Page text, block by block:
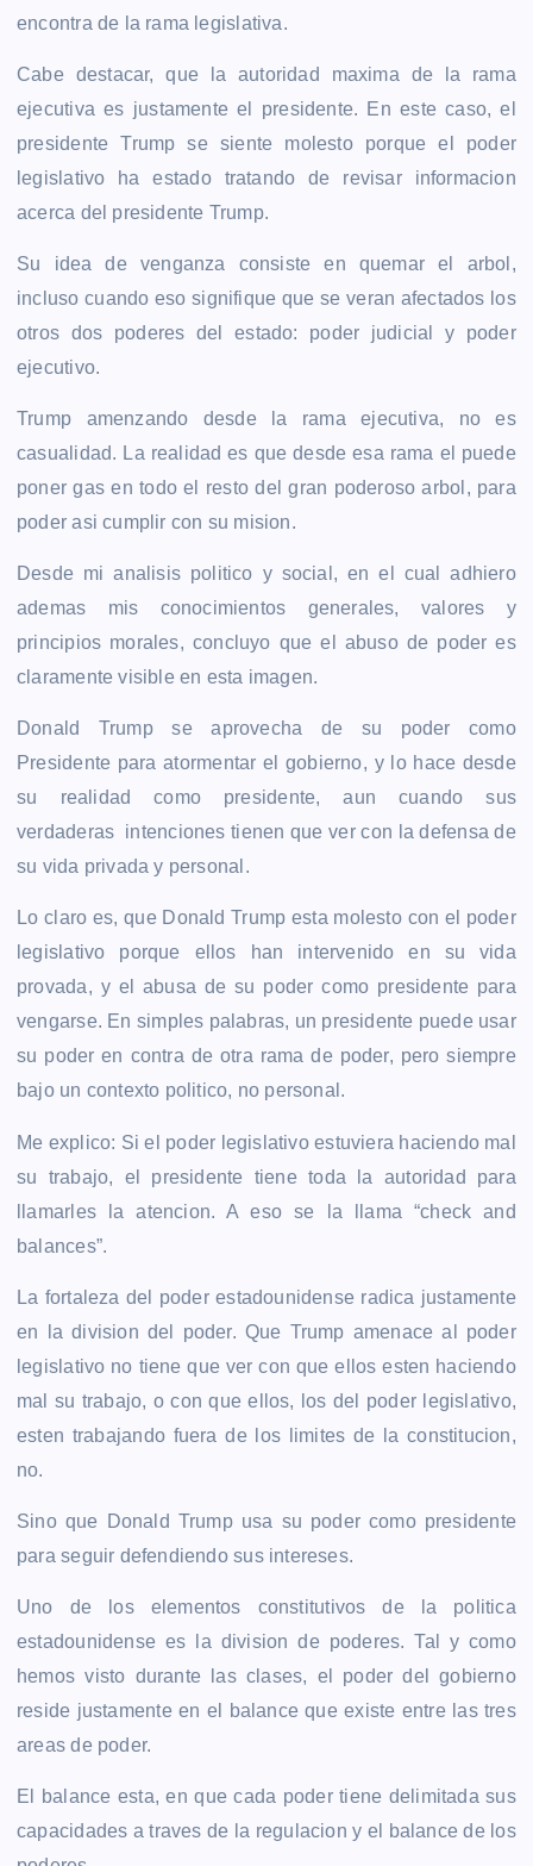
encontra de la rama legislativa.
Cabe destacar, que la autoridad maxima de la rama
ejecutiva es justamente el presidente. En este caso, el
presidente Trump se siente molesto porque el poder
legislativo ha estado tratando de revisar informacion
acerca del presidente Trump.
Su idea de venganza consiste en quemar el arbol,
incluso cuando eso signifique que se veran afectados los
otros dos poderes del estado: poder judicial y poder
ejecutivo.
Trump amenzando desde la rama ejecutiva, no es
casualidad. La realidad es que desde esa rama el puede
poner gas en todo el resto del gran poderoso arbol, para
poder asi cumplir con su mision.
Desde mi analisis politico y social, en el cual adhiero
ademas mis conocimientos generales, valores y
principios morales, concluyo que el abuso de poder es
claramente visible en esta imagen.
Donald Trump se aprovecha de su poder como
Presidente para atormentar el gobierno, y lo hace desde
su realidad como presidente, aun cuando sus
verdaderas intenciones tienen que ver con la defensa de
su vida privada y personal.
Lo claro es, que Donald Trump esta molesto con el poder
legislativo porque ellos han intervenido en su vida
provada, y el abusa de su poder como presidente para
vengarse. En simples palabras, un presidente puede usar
su poder en contra de otra rama de poder, pero siempre
bajo un contexto politico, no personal.
Me explico: Si el poder legislativo estuviera haciendo mal
su trabajo, el presidente tiene toda la autoridad para
llamarles la atencion. A eso se la llama“check and
balances”.
La fortaleza del poder estadounidense radica justamente
en la division del poder. Que Trump amenace al poder
legislativo no tiene que ver con que ellos esten haciendo
mal su trabajo, o con que ellos, los del poder legislativo,
esten trabajando fuera de los limites de la constitucion,
no.
Sino que Donald Trump usa su poder como presidente
para seguir defendiendo sus intereses.
Uno de los elementos constitutivos de la politica
estadounidense es la division de poderes. Tal y como
hemos visto durante las clases, el poder del gobierno
reside justamente en el balance que existe entre las tres
areas de poder.
El balance esta, en que cada poder tiene delimitada sus
capacidades a traves de la regulacion y el balance de los